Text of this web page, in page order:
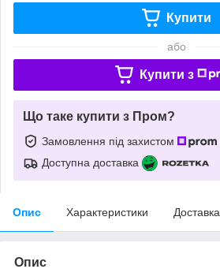
Купити
або
Купити з
Що таке купити з Пром?
Замовлення під захистом
Доступна доставка
Опис Характеристики Доставка
Опис